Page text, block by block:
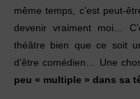
même temps, c’est peut-
devenir vraiment moi…
théâtre bien que ce soit
d’être comédien… Une
peu « multiple » dans sa